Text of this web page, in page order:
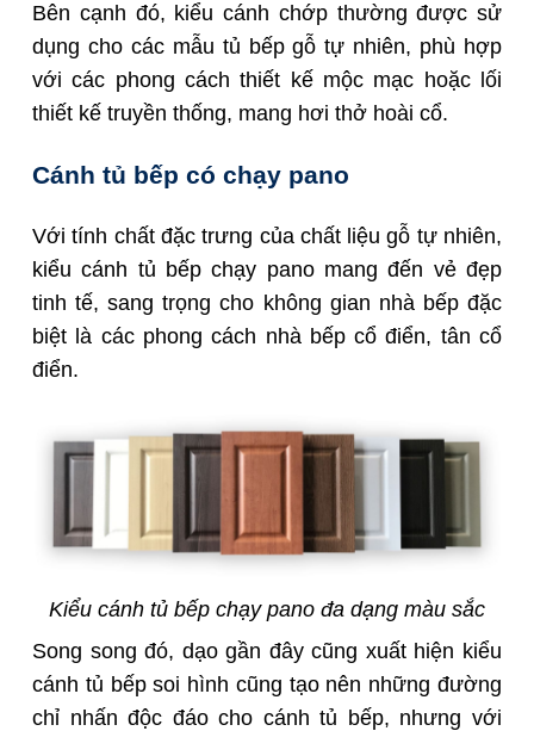
Bên cạnh đó, kiểu cánh chớp thường được sử
dụng cho các mẫu tủ bếp gỗ tự nhiên, phù hợp
với các phong cách thiết kế mộc mạc hoặc lối
thiết kế truyền thống, mang hơi thở hoài cổ.
Cánh tủ bếp có chạy pano
Với tính chất đặc trưng của chất liệu gỗ tự nhiên,
kiểu cánh tủ bếp chạy pano mang đến vẻ đẹp
tinh tế, sang trọng cho không gian nhà bếp đặc
biệt là cácphong cách nhà bếp cổ điển, tân cổ
điển.
Kiểu cánh tủ bếp chạy pano đa dạng màu sắc
Song song đó, dạo gần đây cũng xuất hiện kiểu
cánh tủ bếp soi hình cũng tạo nên những đường
chỉ nhấn độc đáo cho cánh tủ bếp, nhưng với